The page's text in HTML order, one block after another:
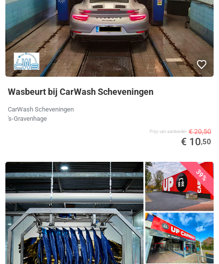
Wasbeurt bij CarWash Scheveningen
CarWash Scheveningen
's-Gravenhage
Prijs van aanbieder € 20,50
€ 10,50
39%